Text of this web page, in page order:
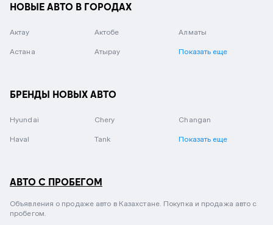
НОВЫЕ АВТО В ГОРОДАХ
Актау Актобе Алматы
Астана Атырау Показать еще
БРЕНДЫ НОВЫХ АВТО
Hyundai Chery Changan
Haval Tank Показать еще
АВТО С ПРОБЕГОМ
Объявления о продаже авто в Казахстане. Покупка и продажа авто с
пробегом.